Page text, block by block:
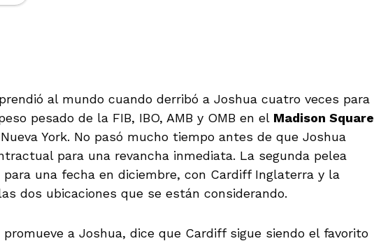
al mundo cuando derribó a Joshua cuatro veces para
pesado de la FIB, IBO, AMB y OMB en el Madison Square
York. No pasó mucho tiempo antes de que Joshua
para una revancha inmediata. La segunda pelea
una fecha en diciembre, con Cardiff Inglaterra y la
dos ubicaciones que se están considerando.
promueve a Joshua, dice que Cardiff sigue siendo el favorito